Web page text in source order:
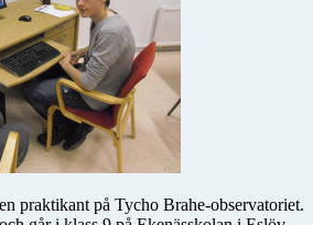
praktikant på Tycho Brahe-observatoriet.